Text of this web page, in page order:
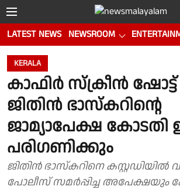
LATEST NEWS NEWSROOM
KERALA
കാഫിർ സ്ക്രീൻ
ജിതിൻ ഭാസ്കറിൻ്റെ
ജാമ്യാപേക്ഷ കോടതി
പരിഗണിക്കും
ജിതിൻ ഭാസ്കറിനെ കസ്റ്റഡിയിൽ
പോലീസ് സമർപ്പിച്ച അപേക്ഷയും